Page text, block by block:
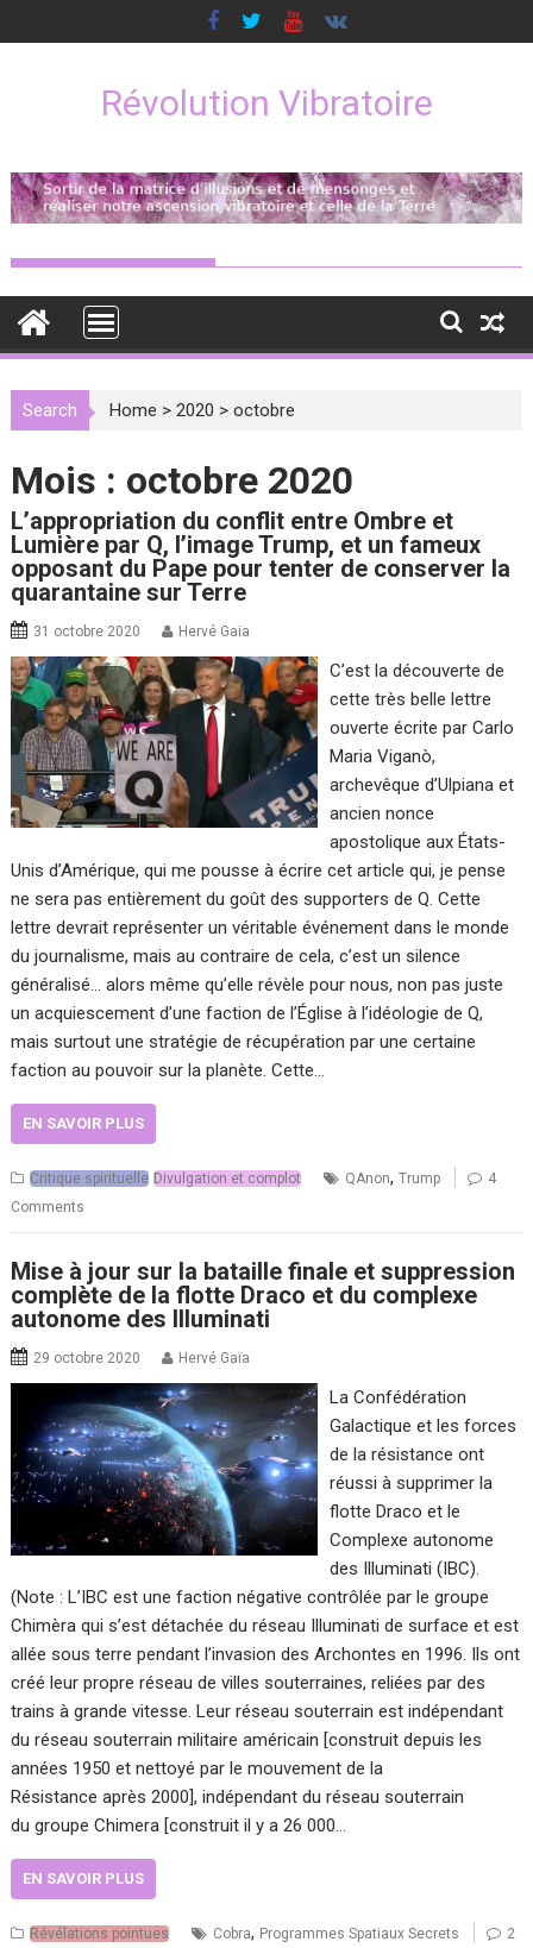
to
Révolution Vibratoire
Search Home >2020 >octobre
Mois : octobre 2020
L’appropriation du conflit entre Ombre et
Lumière par Q, l’image Trump, et un fameux
opposant du Pape pour tenter de conserver la
quarantaine sur Terre
31 octobre 2020 Hervé Gaïa
C’est la découverte de
cette très belle lettre
ouverte écrite par Carlo
Maria Viganò,
archevêque d’Ulpiana et
ancien nonce
apostolique aux États-
Unis d’Amérique, qui me pousse à écrire cet article qui, je pense
ne sera pas entièrement du goût des supporters de Q. Cette
lettre devrait représenter un véritable événement dans le monde
du journalisme, mais au contraire de cela, c’est un silence
généralisé… alors même qu’elle révèle pour nous, non pas juste
un acquiescement d’une faction de l’Église à l’idéologie de Q,
mais surtout une stratégie de récupération par une certaine
faction au pouvoir sur la planète. Cette…
EN SAVOIR PLUS
Critique spirituelle Divulgation et complot QAnon,Trump
4
Comments
Mise à jour sur la bataille finale et suppression
complète de la flotte Draco et du complexe
autonome des Illuminati
29 octobre 2020 Hervé Gaïa
La Confédération
Galactique et les forces
de la résistance ont
réussi à supprimer la
flotte Draco et le
Complexe autonome
des Illuminati (IBC).
(Note : L’IBC est une faction négative contrôlée par le groupe
Chimèra qui s’est détachée du réseau Illuminati de surface et est
allée sous terre pendant l’invasion des Archontes en 1996. Ils ont
créé leur propre réseau de villes souterraines, reliées par des
trains à grande vitesse. Leur réseau souterrain est indépendant
du réseau souterrain militaire américain [construit depuis les
années 1950 et nettoyé par le mouvement de la
Résistance après 2000], indépendant du réseau souterrain
du groupe Chimera [construit il y a 26 000…
EN SAVOIR PLUS
Révélations pointues Cobra, Programmes Spatiaux Secrets
2